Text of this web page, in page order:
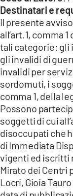
Destinatari e
Il presente
all’art.1, comma
tali categorie: gli
gli invalidi di
invalidi per
sordomuti, i
comma 1, della
Possono
soggetti di cui
disoccupati che
di Immediata
vigenti ed iscritti
Mirato dei Centri
Locri, Gioia